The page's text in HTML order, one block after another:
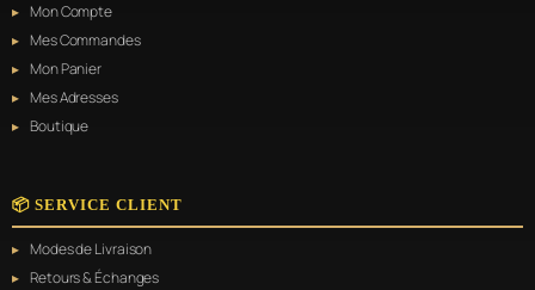
Mon Compte
Mes Commandes
Mon Panier
Mes Adresses
Boutique
📦 SERVICE CLIENT
Modes de Livraison
Retours & Échanges